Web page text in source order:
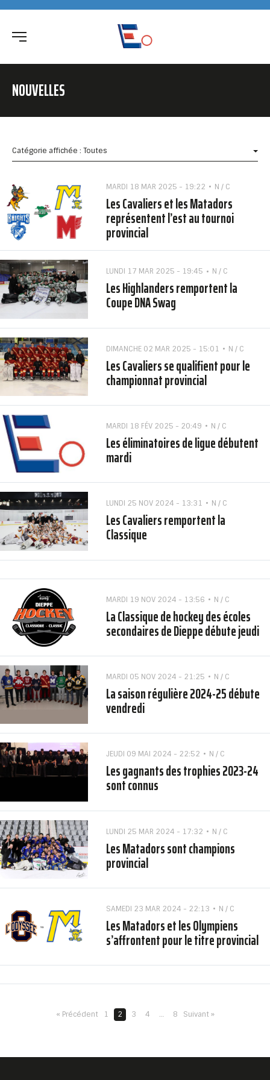
NOUVELLES
Catégorie affichée : Toutes
MARDI 18 MAR 2025 - 19:22 N / C
Les Cavaliers et les Matadors
représentent l’est au tournoi
provincial
LUNDI 17 MAR 2025 - 19:45 N / C
Les Highlanders remportent la
Coupe DNA Swag
DIMANCHE 02 MAR 2025 - 15:01 N / C
Les Cavaliers se qualifient pour le
championnat provincial
MARDI 18 FÉV 2025 - 20:49 N / C
Les éliminatoires de ligue débutent
mardi
LUNDI 25 NOV 2024 - 13:31 N / C
Les Cavaliers remportent la
Classique
MARDI 19 NOV 2024 - 13:56 N / C
La Classique de hockey des écoles
secondaires de Dieppe débute jeudi
MARDI 05 NOV 2024 - 21:25 N / C
La saison régulière 2024-25 débute
vendredi
JEUDI 09 MAI 2024 - 22:52 N / C
Les gagnants des trophies 2023-24
sont connus
LUNDI 25 MAR 2024 - 17:32 N / C
Les Matadors sont champions
provincial
SAMEDI 23 MAR 2024 - 22:13 N / C
Les Matadors et les Olympiens
s’affrontent pour le titre provincial
« Précédent 1 2 3 4 … 8 Suivant »